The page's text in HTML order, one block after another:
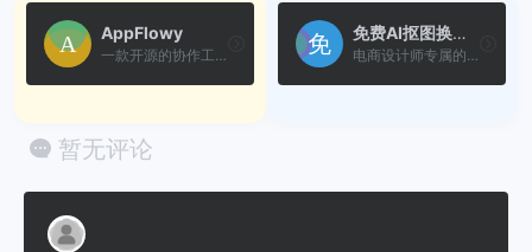
AppFlowy
一款开源的协作工作空间应用...
免费AI抠图换背景
电商设计师专属的全链路图片...
暂无评论